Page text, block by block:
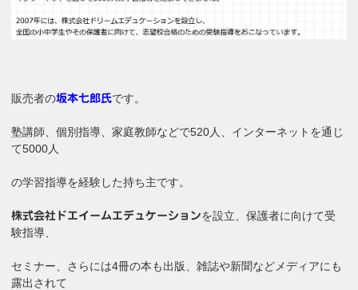
販売者の坂本七郎氏です。
塾講師、個別指導、家庭教師などで520人、インターネットを通じ
て5000人
の学習指導を経験した持ち主です。
株式会社ドエイームエデュケーションを設立、保護者に向けて受
験指導、
セミナー、さらには4冊の本も出版、雑誌や新聞などメディアにも
露出されて